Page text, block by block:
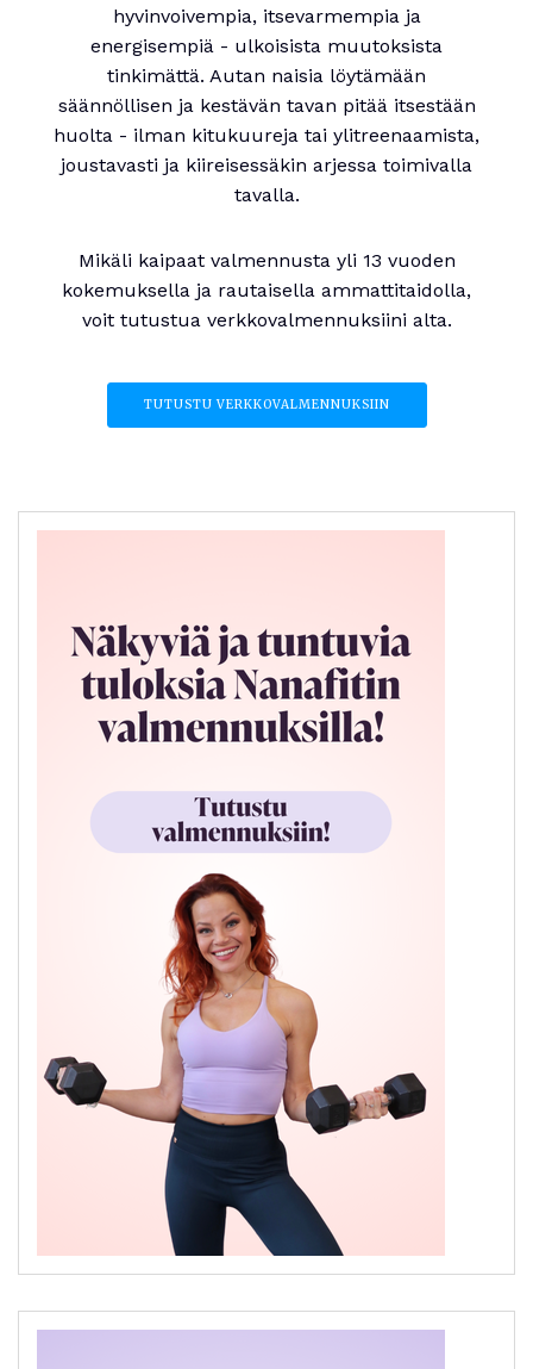
hyvinvoivempia, itsevarmempia ja
energisempiä - ulkoisista muutoksista
tinkimättä. Autan naisia löytämään
säännöllisen ja kestävän tavan pitää itsestään
huolta - ilman kitukuureja tai ylitreenaamista,
joustavasti ja kiireisessäkin arjessa toimivalla
tavalla.
Mikäli kaipaat valmennusta yli 13 vuoden
kokemuksella ja rautaisella ammattitaidolla,
voit tutustua verkkovalmennuksiini alta.
TUTUSTU VERKKOVALMENNUKSIIN